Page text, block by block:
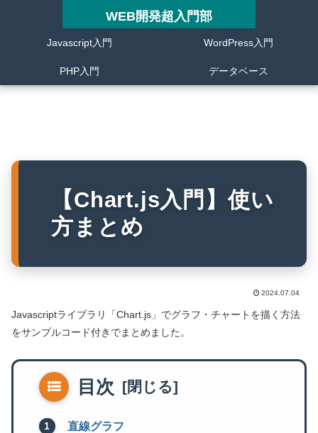
WEB開発超入門部
Javascript入門 WordPress入門
PHP入門 データベース
【Chart.js入門】使い
方まとめ
2024.07.04
Javascriptライブラリ「Chart.js」でグラフ・チャートを描く方法
をサンプルコード付きでまとめました。
目次
直線グラフ